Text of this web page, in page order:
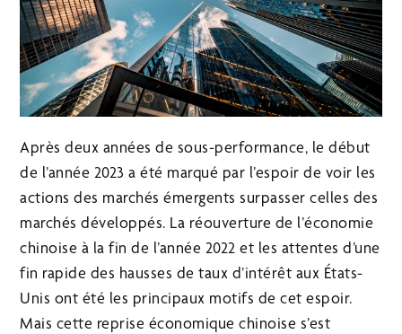
Après deux années de sous-performance, le début
de l’année 2023 a été marqué par l’espoir de voir les
actions des marchés émergents surpasser celles des
marchés développés. La réouverture de l’économie
chinoise à la fin de l’année 2022 et les attentes d’une
fin rapide des hausses de taux d’intérêt aux États-
Unis ont été les principaux motifs de cet espoir.
Mais cette reprise économique chinoise s’est